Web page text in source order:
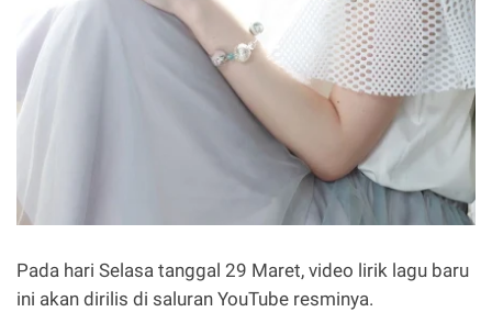
Pada hari Selasa tanggal 29 Maret, video lirik lagu baru
ini akan dirilis di saluran YouTube resminya.